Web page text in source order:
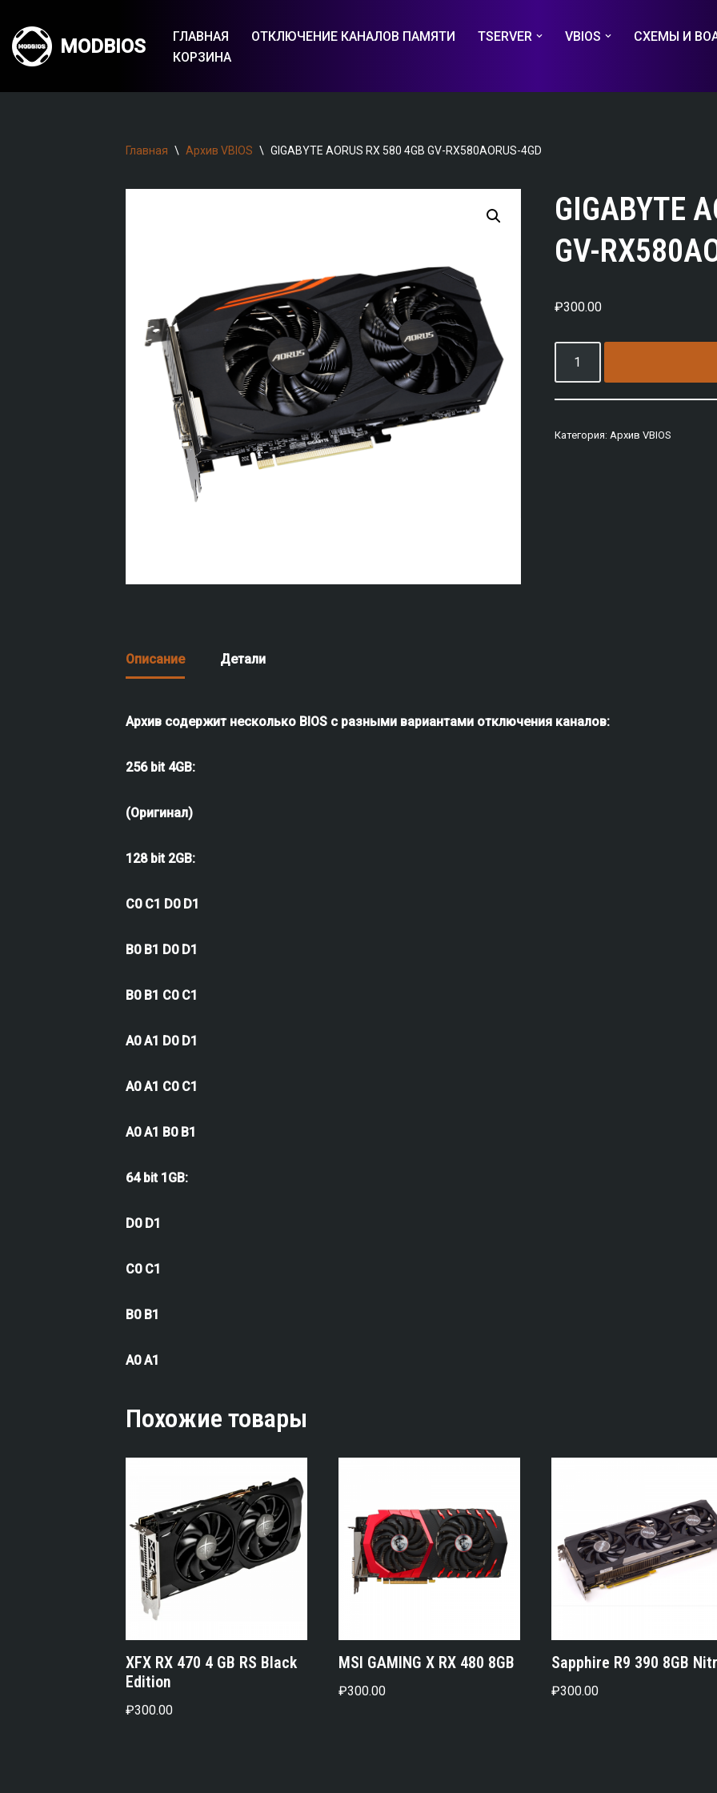
Перейти
к
MODBIOS ГЛАВНАЯ ОТКЛЮЧЕНИЕ КАНАЛОВ ПАМЯТИ TSERVER VBIOS СХЕМЫ И
КОРЗИНА
Главная \ Архив VBIOS \ GIGABYTE AORUS RX 580 4GB GV-RX580AORUS-4GD
GIGABYTE
GV-
₽300.00
Категория: Архив VBIOS
Описание Детали
Архив содержит несколько BIOS с разными вариантами отключения каналов:
256 bit 4GB:
(Оригинал)
128 bit 2GB:
С0 С1 D0 D1
B0 B1 D0 D1
B0 B1 C0 C1
A0 A1 D0 D1
A0 A1 C0 C1
A0 A1 B0 B1
64 bit 1GB:
D0 D1
C0 C1
B0 B1
A0 A1
Похожие товары
XFX RX 470 4 GB RS Black
Edition
₽300.00
MSI GAMING X RX 480 8GB
₽300.00
Sapphire R9 390 8GB
₽300.00